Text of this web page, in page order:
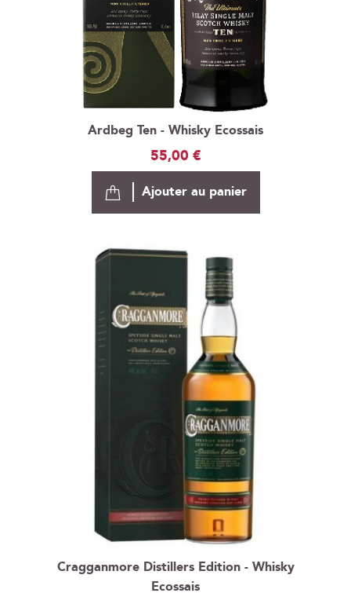
Ardbeg Ten - Whisky Ecossais
55,00 €
Ajouter au panier
Cragganmore Distillers Edition - Whisky
Ecossais